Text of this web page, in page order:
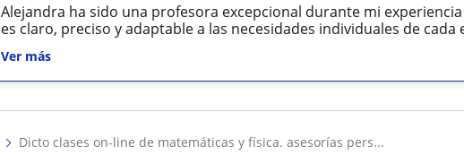
Alejandra ha sido una profesora excepcional durante mi
es claro, preciso y adaptable a las necesidades individuales de cada
Ver más
dicto clases on-line de matemáticas y física. asesorías pers...